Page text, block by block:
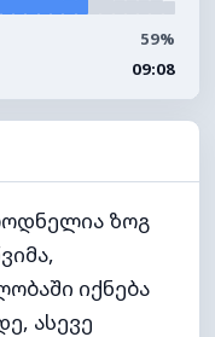
59%
09:08
ზოგ
იქნება
ასევე